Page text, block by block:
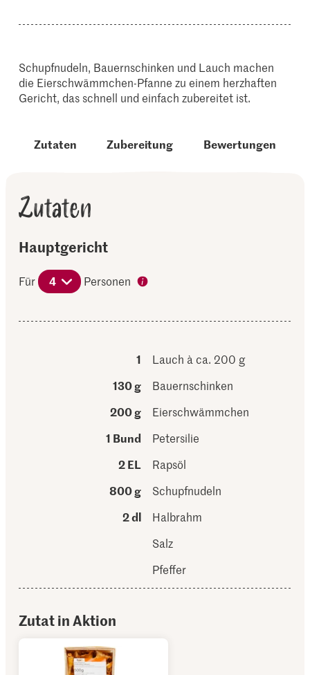
Schupfnudeln, Bauernschinken und Lauch machen
die Eierschwämmchen-Pfanne zu einem herzhaften
Gericht, das schnell und einfach zubereitet ist.
Zutaten Zubereitung Bewertungen
Zutaten
Hauptgericht
Für 4 Personen
1
Lauch à ca. 200 g
130 g
Bauernschinken
200 g
Eierschwämmchen
1 Bund
Petersilie
2 EL
Rapsöl
800 g
Schupfnudeln
2 dl
Halbrahm
Salz
Pfeffer
Zutat in Aktion